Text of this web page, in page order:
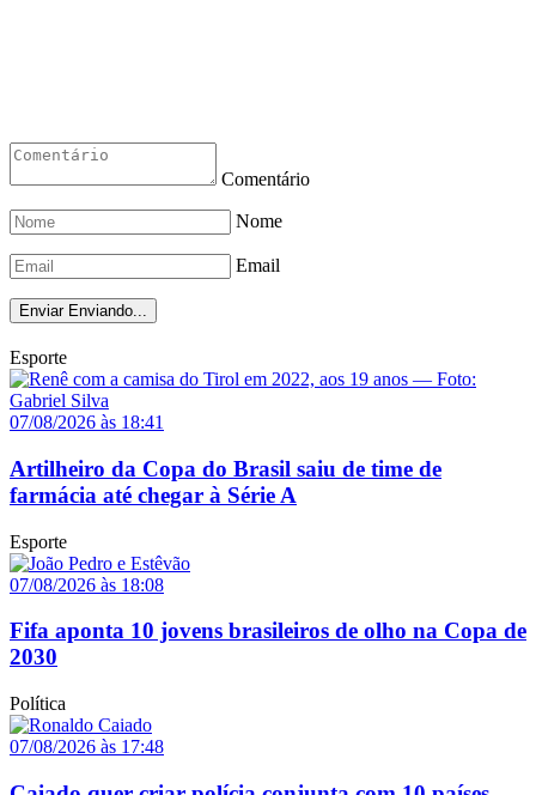
Comentário
Nome
Email
Enviar Enviando...
Esporte
07/08/2026 às 18:41
Artilheiro da Copa do Brasil saiu de time de
farmácia até chegar à Série A
Esporte
07/08/2026 às 18:08
Fifa aponta 10 jovens brasileiros de olho na Copa de
2030
Política
07/08/2026 às 17:48